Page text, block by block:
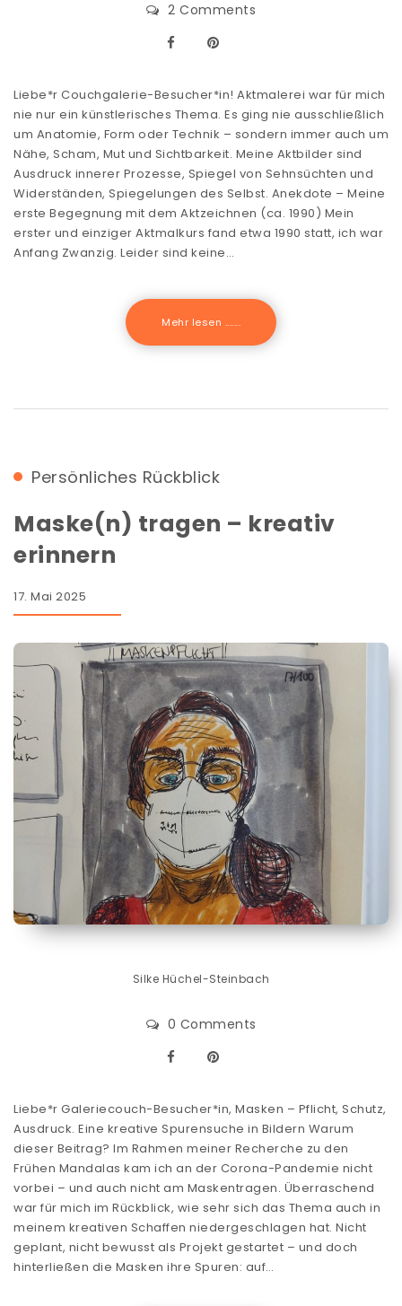
2 Comments
Liebe*r Couchgalerie-Besucher*in! Aktmalerei war für mich
nie nur ein künstlerisches Thema. Es ging nie ausschließlich
um Anatomie, Form oder Technik – sondern immer auch um
Nähe, Scham, Mut und Sichtbarkeit. Meine Aktbilder sind
Ausdruck innerer Prozesse, Spiegel von Sehnsüchten und
Widerständen, Spiegelungen des Selbst. Anekdote – Meine
erste Begegnung mit dem Aktzeichnen (ca. 1990) Mein
erster und einziger Aktmalkurs fand etwa 1990 statt, ich war
Anfang Zwanzig. Leider sind keine…
Mehr lesen .......
Persönliches Rückblick
Maske(n) tragen – kreativ
erinnern
17. Mai 2025
Silke Hüchel-Steinbach
0 Comments
Liebe*r Galeriecouch-Besucher*in, Masken – Pflicht, Schutz,
Ausdruck. Eine kreative Spurensuche in Bildern Warum
dieser Beitrag? Im Rahmen meiner Recherche zu den
Frühen Mandalas kam ich an der Corona-Pandemie nicht
vorbei – und auch nicht am Maskentragen. Überraschend
war für mich im Rückblick, wie sehr sich das Thema auch in
meinem kreativen Schaffen niedergeschlagen hat. Nicht
geplant, nicht bewusst als Projekt gestartet – und doch
hinterließen die Masken ihre Spuren: auf…